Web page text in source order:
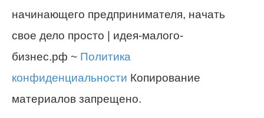
начинающего предпринимателя, начать
свое дело просто | идея-малого-
бизнес.рф ~ Политика
конфиденциальности Копирование
материалов запрещено.